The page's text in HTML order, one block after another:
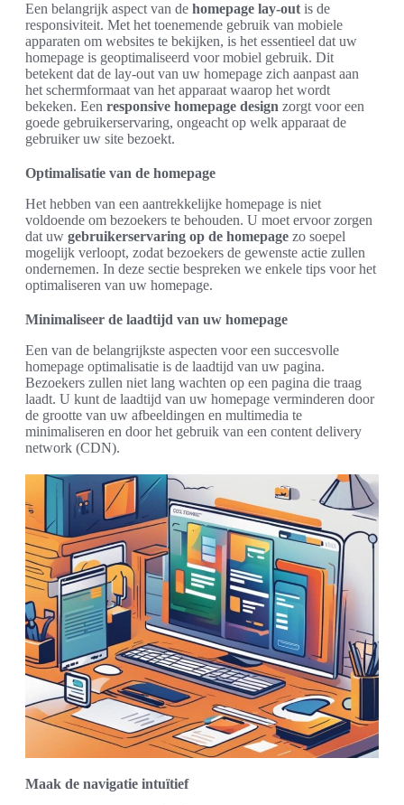
Een belangrijk aspect van de homepage lay-out is de
responsiviteit. Met het toenemende gebruik van mobiele
apparaten om websites te bekijken, is het essentieel dat uw
homepage is geoptimaliseerd voor mobiel gebruik. Dit
betekent dat de lay-out van uw homepage zich aanpast aan
het schermformaat van het apparaat waarop het wordt
bekeken. Een responsive homepage design zorgt voor een
goede gebruikerservaring, ongeacht op welk apparaat de
gebruiker uw site bezoekt.
Optimalisatie van de homepage
Het hebben van een aantrekkelijke homepage is niet
voldoende om bezoekers te behouden. U moet ervoor zorgen
dat uw gebruikerservaring op de homepage zo soepel
mogelijk verloopt, zodat bezoekers de gewenste actie zullen
ondernemen. In deze sectie bespreken we enkele tips voor het
optimaliseren van uw homepage.
Minimaliseer de laadtijd van uw homepage
Een van de belangrijkste aspecten voor een succesvolle
homepage optimalisatie is de laadtijd van uw pagina.
Bezoekers zullen niet lang wachten op een pagina die traag
laadt. U kunt de laadtijd van uw homepage verminderen door
de grootte van uw afbeeldingen en multimedia te
minimaliseren en door het gebruik van een content delivery
network (CDN).
Maak de navigatie intuïtief